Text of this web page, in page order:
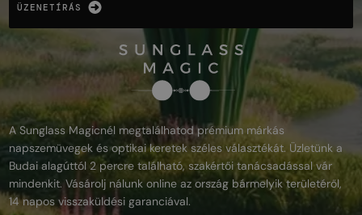
ÜZENETÍRÁS
A Sunglass Magicnél megtalálhatod prémium márkás
napszemüvegek és optikai keretek széles választékát. Üzletünk a
Budai alagúttól 2 percre található, szakértői tanácsadással vár
mindenkit. Vásárolj nálunk online az ország bármelyik területéről,
14 napos visszaküldési garanciával.